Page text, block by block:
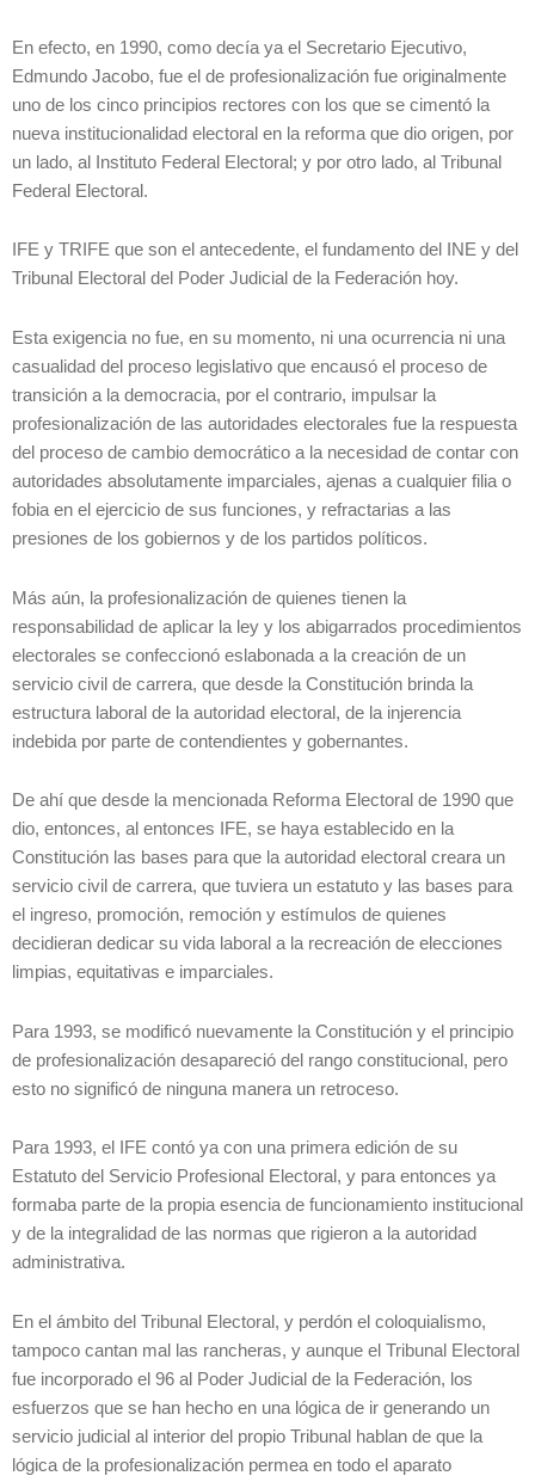
En efecto, en 1990, como decía ya el Secretario Ejecutivo,
Edmundo Jacobo, fue el de profesionalización fue originalmente
uno de los cinco principios rectores con los que se cimentó la
nueva institucionalidad electoral en la reforma que dio origen, por
un lado, al Instituto Federal Electoral; y por otro lado, al Tribunal
Federal Electoral.
IFE y TRIFE que son el antecedente, el fundamento del INE y del
Tribunal Electoral del Poder Judicial de la Federación hoy.
Esta exigencia no fue, en su momento, ni una ocurrencia ni una
casualidad del proceso legislativo que encausó el proceso de
transición a la democracia, por el contrario, impulsar la
profesionalización de las autoridades electorales fue la respuesta
del proceso de cambio democrático a la necesidad de contar con
autoridades absolutamente imparciales, ajenas a cualquier filia o
fobia en el ejercicio de sus funciones, y refractarias a las
presiones de los gobiernos y de los partidos políticos.
Más aún, la profesionalización de quienes tienen la
responsabilidad de aplicar la ley y los abigarrados procedimientos
electorales se confeccionó eslabonada a la creación de un
servicio civil de carrera, que desde la Constitución brinda la
estructura laboral de la autoridad electoral, de la injerencia
indebida por parte de contendientes y gobernantes.
De ahí que desde la mencionada Reforma Electoral de 1990 que
dio, entonces, al entonces IFE, se haya establecido en la
Constitución las bases para que la autoridad electoral creara un
servicio civil de carrera, que tuviera un estatuto y las bases para
el ingreso, promoción, remoción y estímulos de quienes
decidieran dedicar su vida laboral a la recreación de elecciones
limpias, equitativas e imparciales.
Para 1993, se modificó nuevamente la Constitución y el principio
de profesionalización desapareció del rango constitucional, pero
esto no significó de ninguna manera un retroceso.
Para 1993, el IFE contó ya con una primera edición de su
Estatuto del Servicio Profesional Electoral, y para entonces ya
formaba parte de la propia esencia de funcionamiento institucional
y de la integralidad de las normas que rigieron a la autoridad
administrativa.
En el ámbito del Tribunal Electoral, y perdón el coloquialismo,
tampoco cantan mal las rancheras, y aunque el Tribunal Electoral
fue incorporado el 96 al Poder Judicial de la Federación, los
esfuerzos que se han hecho en una lógica de ir generando un
servicio judicial al interior del propio Tribunal hablan de que la
lógica de la profesionalización permea en todo el aparato